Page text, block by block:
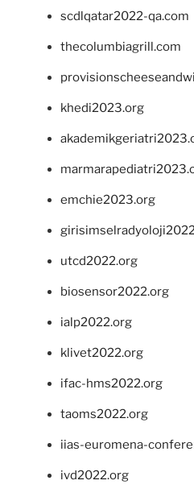
scdlqatar2022-qa.com
thecolumbiagrill.com
khedi2023.org
emchie2023.org
utcd2022.org
biosensor2022.org
ialp2022.org
klivet2022.org
ifac-hms2022.org
taoms2022.org
iias-euromena-
ivd2022.org